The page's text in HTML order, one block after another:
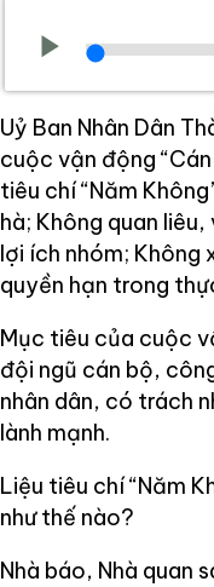
Uỷ Ban Nhân Dân
cuộc vận động
tiêu chí “Năm
hà; Không quan
lợi ích nhóm; Không
quyền hạn trong
Mục tiêu của cuộc
đội ngũ cán bộ,
nhân dân, có trách
lành mạnh.
Liệu tiêu chí “Năm
như thế nào?
Nhà báo, Nhà quan